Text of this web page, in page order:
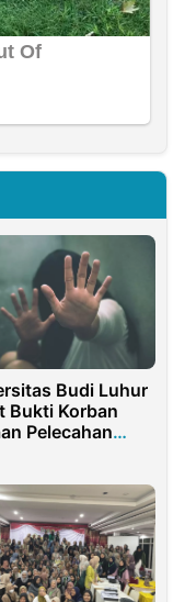
Budi Luhur
Bukti Korban
Pelecahan